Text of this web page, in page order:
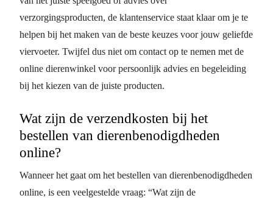
verzorgingsproducten, de klantenservice staat klaar om je te
helpen bij het maken van de beste keuzes voor jouw geliefde
viervoeter. Twijfel dus niet om contact op te nemen met de
online dierenwinkel voor persoonlijk advies en begeleiding
bij het kiezen van de juiste producten.
Wat zijn de verzendkosten bij het
bestellen van dierenbenodigdheden
online?
Wanneer het gaat om het bestellen van dierenbenodigdheden
online, is een veelgestelde vraag: “Wat zijn de